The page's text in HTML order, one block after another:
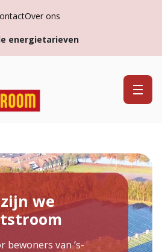
energietarieven
energierekening
Over ons
we
bewoners van ’s-